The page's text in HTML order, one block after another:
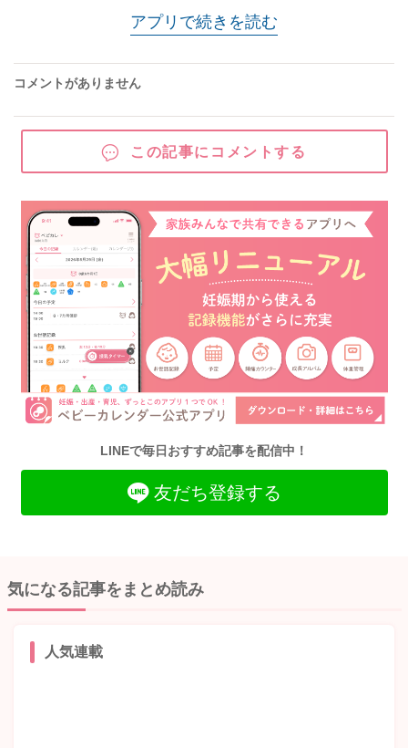
アプリで続きを読む
コメントがありません
この記事にコメントする
LINEで毎日おすすめ記事を配信中！
友だち登録する
気になる記事をまとめ読み
人気連載